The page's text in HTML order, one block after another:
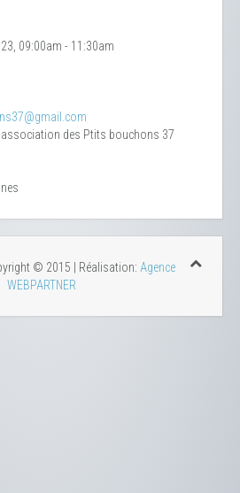
09:00am - 11:30am
des Ptits bouchons 37
© 2015 | Réalisation: Agence
WEBPARTNER